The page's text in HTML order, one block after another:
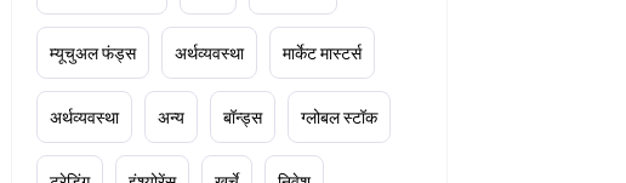
म्यूचुअल फंड्स अर्थव्यवस्था मार्केट मास्टर्स
अर्थव्यवस्था अन्य बॉन्ड्स ग्लोबल स्टॉक